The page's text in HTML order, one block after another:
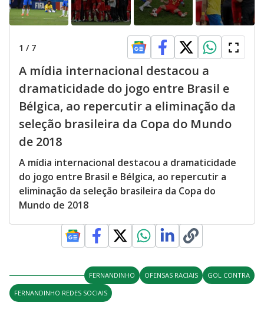
1 / 7
A mídia internacional destacou a
dramaticidade do jogo entre Brasil e
Bélgica, ao repercutir a eliminação da
seleção brasileira da Copa do Mundo
de 2018
A mídia internacional destacou a dramaticidade
do jogo entre Brasil e Bélgica, ao repercutir a
eliminação da seleção brasileira da Copa do
Mundo de 2018
FERNANDINHO OFENSAS RACIAIS
GOL CONTRA
FERNANDINHO REDES SOCIAIS